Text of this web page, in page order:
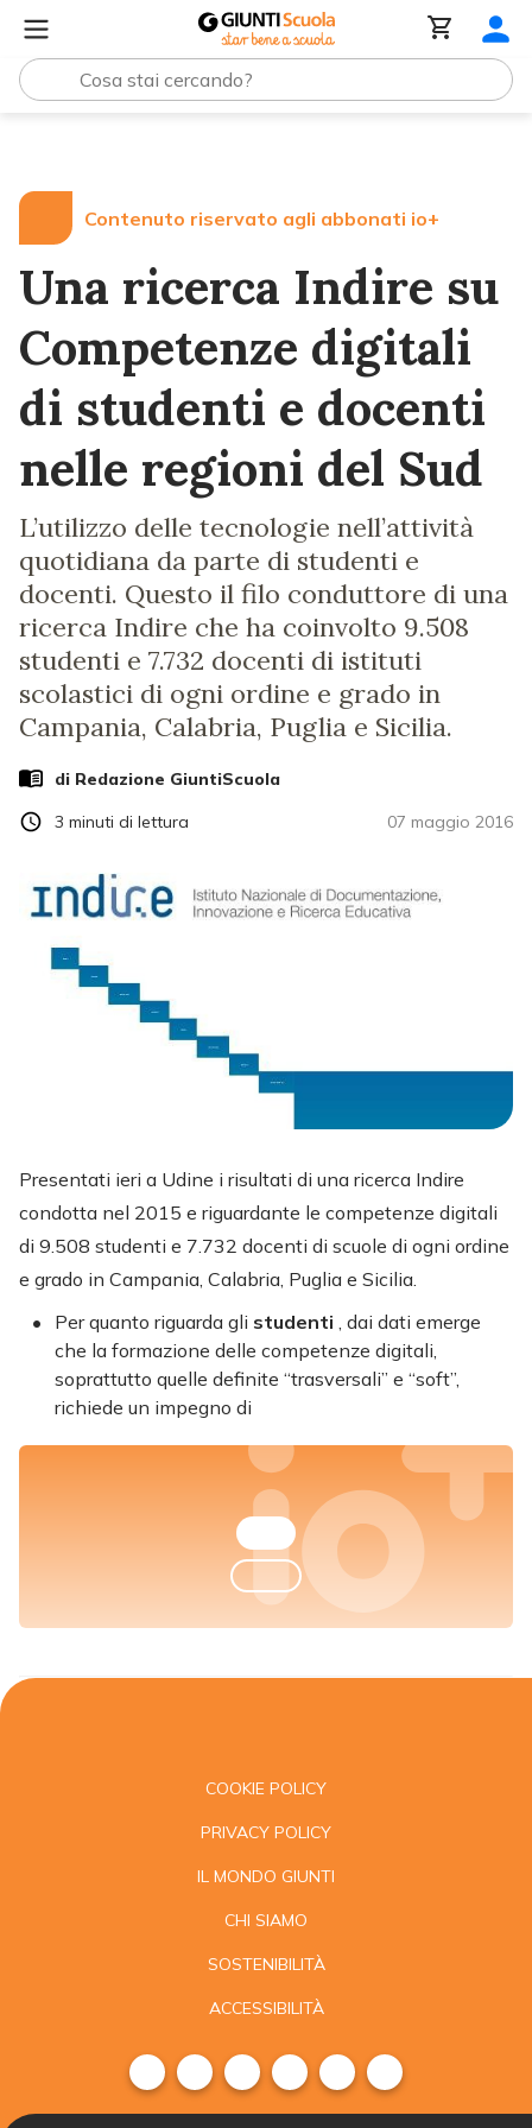
Contenuto riservato agli abbonati io+
Una ricerca Indire su
Competenze digitali
di studenti e docenti
nelle regioni del Sud
L’utilizzo delle tecnologie nell’attività
quotidiana da parte di studenti e
docenti. Questo il filo conduttore di una
ricerca Indire che ha coinvolto 9.508
studenti e 7.732 docenti di istituti
scolastici di ogni ordine e grado in
Campania, Calabria, Puglia e Sicilia.
di Redazione GiuntiScuola
07 maggio 2016
3 minuti di lettura
Presentati ieri a Udine i risultati di una ricerca Indire
condotta nel 2015 e riguardante le competenze digitali
di 9.508 studenti e 7.732 docenti di scuole di ogni ordine
e grado in Campania, Calabria, Puglia e Sicilia.
Per quanto riguarda gli studenti , dai dati emerge
che la formazione delle competenze digitali,
soprattutto quelle definite “trasversali” e “soft”,
richiede un impegno di
COOKIE POLICY
PRIVACY POLICY
IL MONDO GIUNTI
CHI SIAMO
SOSTENIBILITÀ
ACCESSIBILITÀ